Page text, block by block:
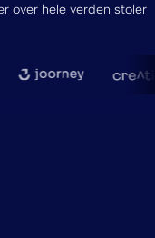
over hele verden stoler